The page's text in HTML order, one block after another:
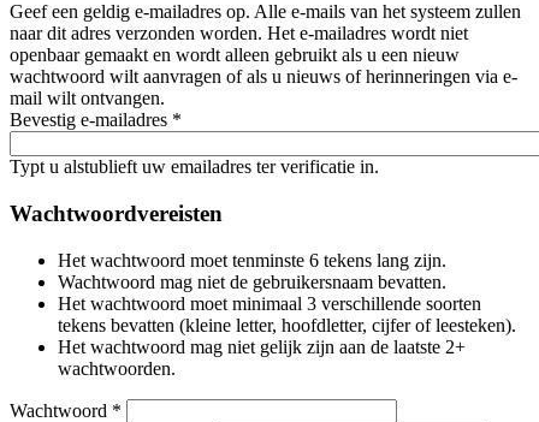
Geef een geldig e-mailadres op. Alle e-mails van het systeem zullen
naar dit adres verzonden worden. Het e-mailadres wordt niet
openbaar gemaakt en wordt alleen gebruikt als u een nieuw
wachtwoord wilt aanvragen of als u nieuws of herinneringen via e-
mail wilt ontvangen.
Bevestig e-mailadres *
Typt u alstublieft uw emailadres ter verificatie in.
Wachtwoordvereisten
Het wachtwoord moet tenminste 6 tekens lang zijn.
Wachtwoord mag niet de gebruikersnaam bevatten.
Het wachtwoord moet minimaal 3 verschillende soorten
tekens bevatten (kleine letter, hoofdletter, cijfer of leesteken).
Het wachtwoord mag niet gelijk zijn aan de laatste 2+
wachtwoorden.
Wachtwoord *